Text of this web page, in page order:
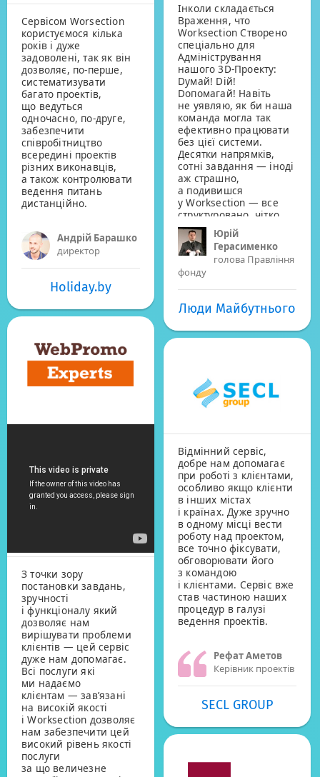
Інколи складається
Враження, что
Worksection Створено
спеціально для
Адміністрування
нашого 3D-Проекту:
Dумай! Dій!
Dопомагай! Навіть
не уявляю, як би наша
команда могла так
ефективно працювати
без цієї системи.
Десятки напрямків,
сотні завдання — іноді
аж страшно,
а подивишся
у Worksection — все
структуровано, чітко
и зрозуміло!
Переконаний, что
найближчим часом,
цей віртуальний
помічник менеджера,
витіснить усі інші
Project Manager
багатьох керівніків.
Юрій
Герасименко
голова Правління
фонду
Люди Майбутнього
Сервісом Worsection
користуємося кілька
років і дуже
задоволені, так як він
дозволяє, по-перше,
систематизувати
багато проектів,
що ведуться
одночасно, по-друге,
забезпечити
співробітництво
всередині проектів
різних виконавців,
а також контролювати
ведення питань
дистанційно.
Андрій Барашко
директор
Holiday.by
З точки зору
постановки завдань,
зручності
і функціоналу який
дозволяє нам
вирішувати проблеми
клієнтів — цей сервіс
дуже нам допомагає.
Всі послуги які
ми надаємо
клієнтам — зав’язані
на високій якості
і Worksection дозволяє
нам забезпечити цей
високий рівень якості
послуги
за що величезне
Відмінний сервіс,
добре нам допомагає
при роботі з клієнтами,
особливо якщо клієнти
в інших містах
і країнах. Дуже зручно
в одному місці вести
роботу над проектом,
все точно фіксувати,
обговорювати його
з командою
і клієнтами. Сервіс вже
став частиною наших
процедур в галузі
ведення проектів.
Рефат Аметов
Керівник проектів
SECL GROUP